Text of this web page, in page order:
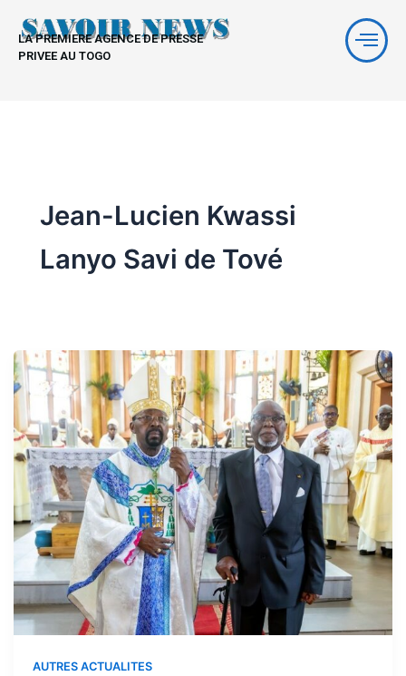
contenu
LA PREMIERE AGENCE DE PRESSE
PRIVEE AU TOGO
Jean-Lucien Kwassi
Lanyo Savi de Tové
AUTRES ACTUALITES